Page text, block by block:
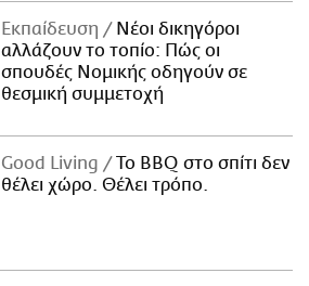
Εκπαίδευση
Νέοι δικηγόροι
αλλάζουν το τοπίο: Πώς οι
σπουδές Νομικής οδηγούν σε
θεσμική συμμετοχή
Good Living
Το BBQ στο σπίτι δεν
θέλει χώρο. Θέλει τρόπο.